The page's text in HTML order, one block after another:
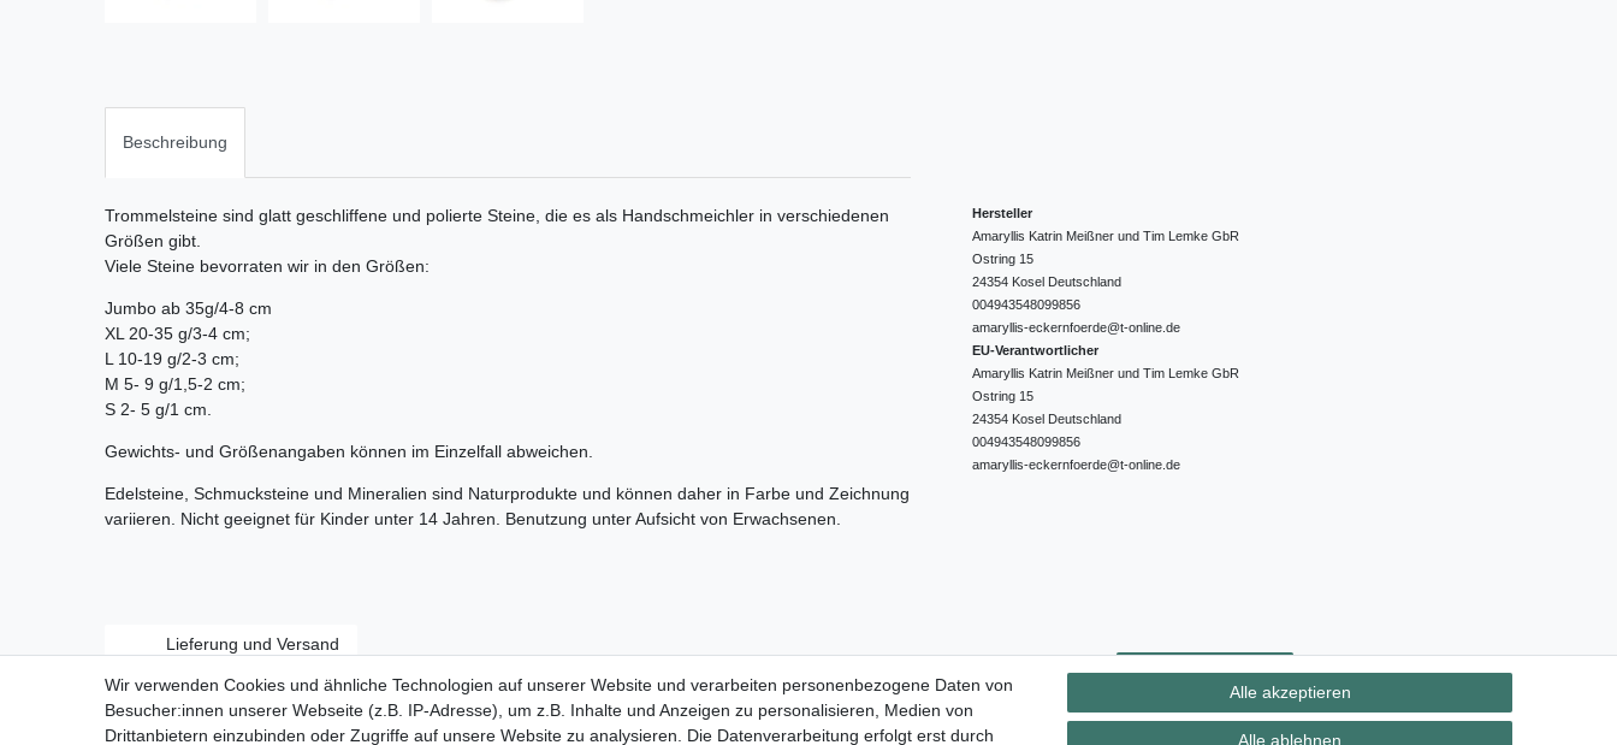
Beschreibung
Trommelsteine sind glatt geschliffene und polierte Steine, die es als Handschmeichler in verschiedenen
Größen gibt.
Viele Steine bevorraten wir in den Größen:
Jumbo ab 35g/4-8 cm
XL 20-35 g/3-4 cm;
L 10-19 g/2-3 cm;
M 5- 9 g/1,5-2 cm;
S 2- 5 g/1 cm.
Gewichts- und Größenangaben können im Einzelfall abweichen.
Edelsteine, Schmucksteine und Mineralien sind Naturprodukte und können daher in Farbe und Zeichnung
variieren. Nicht geeignet für Kinder unter 14 Jahren. Benutzung unter Aufsicht von Erwachsenen.
Hersteller
Amaryllis Katrin Meißner und Tim Lemke GbR
Ostring 15
24354 Kosel Deutschland
004943548099856
amaryllis-eckernfoerde@t-online.de
EU-Verantwortlicher
Amaryllis Katrin Meißner und Tim Lemke GbR
Ostring 15
24354 Kosel Deutschland
004943548099856
amaryllis-eckernfoerde@t-online.de
Lieferung und Versand
Widerrufs­recht Vertrag widerrufen Kontakt
Wir verwenden Cookies und ähnliche Technologien auf unserer Website und verarbeiten personenbezogene Daten von
Besucher:innen unserer Webseite (z.B. IP-Adresse), um z.B. Inhalte und Anzeigen zu personalisieren, Medien von
Drittanbietern einzubinden oder Zugriffe auf unsere Website zu analysieren. Die Datenverarbeitung erfolgt erst durch
Alle akzeptieren
Alle ablehnen